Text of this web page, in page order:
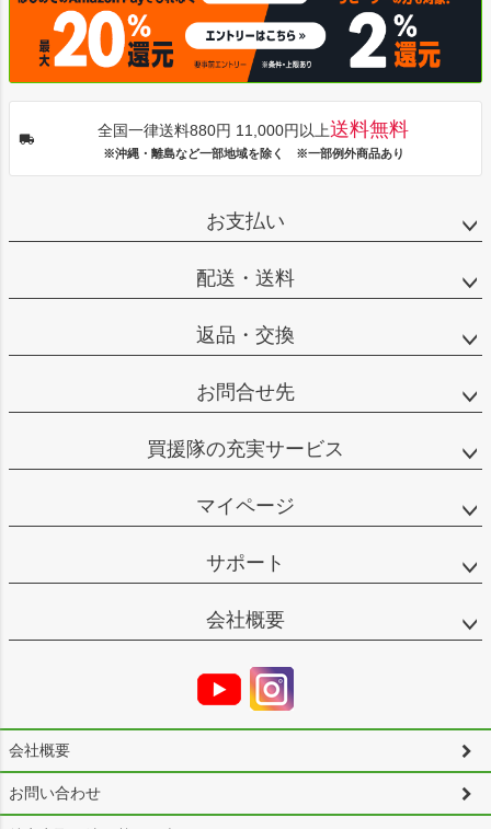
全国一律送料880円 11,000円以上送料無料
※沖縄・離島など一部地域を除く ※一部例外商品あり
お支払い
配送・送料
返品・交換
お問合せ先
買援隊の充実サービス
マイページ
サポート
会社概要
会社概要
お問い合わせ